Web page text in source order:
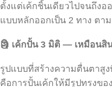
ตั้งแต่เค้กชิ้นเดียวไปจนถึง
แบบหลักออกเป็น 2 ทาง ต
🗿 เค้กปั้น 3 มิติ — เหมือนสิ
รูปแบบที่สร้างความตื่นตาสู
คือการปั้นเค้กให้มีรูปทรงข